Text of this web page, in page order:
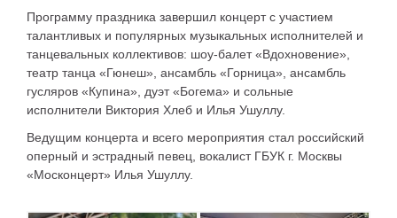
Программу праздника завершил концерт с участием
талантливых и популярных музыкальных исполнителей и
танцевальных коллективов: шоу-балет «Вдохновение»,
театр танца «Гюнеш», ансамбль «Горница», ансамбль
гусляров «Купина», дуэт «Богема» и сольные
исполнители Виктория Хлеб и Илья Ушуллу.
Ведущим концерта и всего мероприятия стал российский
оперный и эстрадный певец, вокалист ГБУК г. Москвы
«Москонцерт» Илья Ушуллу.